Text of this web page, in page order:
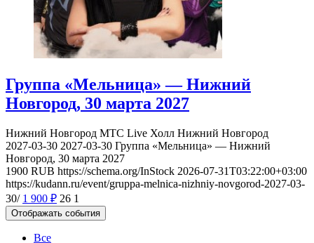
Группа «Мельница» — Нижний
Новгород, 30 марта 2027
Нижний Новгород МТС Live Холл Нижний Новгород
2027-03-30 2027-03-30 Группа «Мельница» — Нижний
Новгород, 30 марта 2027
1900 RUB https://schema.org/InStock 2026-07-31T03:22:00+03:00
https://kudann.ru/event/gruppa-melnica-nizhniy-novgorod-2027-03-
30/ 1 900 ₽ 26 1
Отображать события
Все